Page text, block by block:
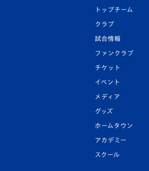
トップチーム
クラブ
試合情報
ファンクラブ
チケット
イベント
メディア
グッズ
ホームタウン
アカデミー
スクール